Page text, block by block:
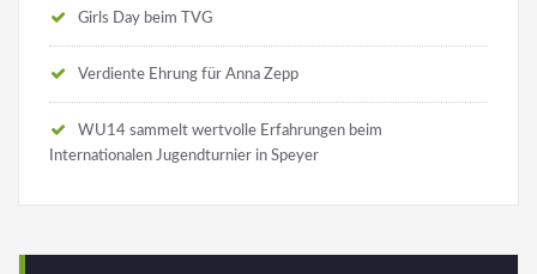
Girls Day beim TVG
Verdiente Ehrung für Anna Zepp
WU14 sammelt wertvolle Erfahrungen beim
Internationalen Jugendturnier in Speyer